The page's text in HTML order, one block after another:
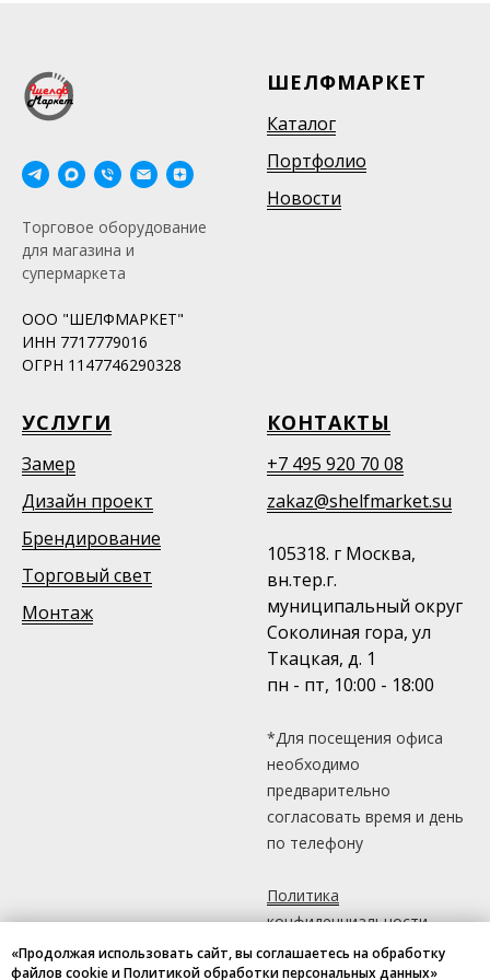
Торговое оборудование
для магазина и
супермаркета
ООО "ШЕЛФМАРКЕТ"
ИНН 7717779016
ОГРН 1147746290328
ШЕЛФМАРКЕТ
Каталог
Портфолио
Новости
УСЛУГИ
Замер
Дизайн проект
Брендирование
Торговый свет
Монтаж
КОНТАКТЫ
+7 495 920 70 08
zakaz@shelfmarket.su
105318. г Москва,
вн.тер.г.
муниципальный округ
Соколиная гора, ул
Ткацкая, д. 1
пн - пт, 10:00 - 18:00
*Для посещения офиса
необходимо
предварительно
согласовать время и день
по телефону
Политика
конфиденциальности
«Продолжая использовать сайт, вы соглашаетесь на обработку
файлов cookie и Политикой обработки персональных данных»